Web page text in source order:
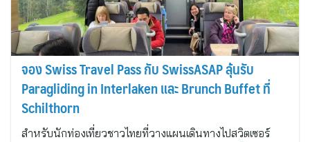
จอง Swiss Travel Pass กับ SwissASAP ลุ้นรับ
Paragliding in Interlaken และ Brunch Buffet ที่
Schilthorn
สำหรับนักท่องเที่ยวชาวไทยที่วางแผนเดินทางไปสวิตเซอร์